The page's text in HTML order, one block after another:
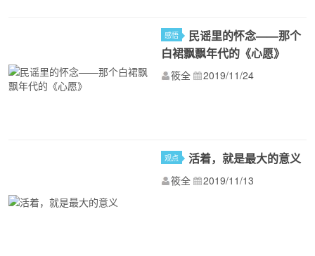
感悟
民谣里的怀念——那个
白裙飘飘年代的《心愿》
筱全 2019/11/24
观点 活着，就是最大的意义
筱全 2019/11/13